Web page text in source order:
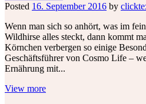
Posted 16. September 2016 by
Wenn man sich so anhört, was im
Wildhirse alles steckt, dann kommt
Körnchen verbergen so einige
Geschäftsführer von Cosmo Life –
Ernährung mit...
View more